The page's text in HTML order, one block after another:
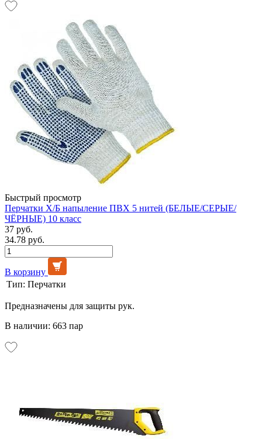
Быстрый просмотр
Перчатки Х/Б напыление ПВХ 5 нитей (БЕЛЫЕ/СЕРЫЕ/
ЧЁРНЫЕ) 10 класс
37 руб.
34.78 руб.
В корзину
Тип: Перчатки
Предназначены для защиты рук.
В наличии: 663 пар